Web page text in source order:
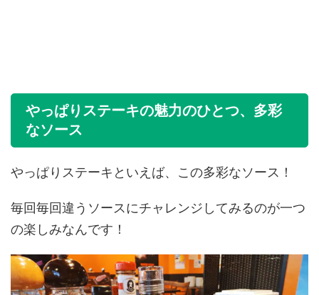
やっぱりステーキの魅力のひとつ、多彩
なソース
やっぱりステーキといえば、この多彩なソース！
毎回毎回違うソースにチャレンジしてみるのが一つ
の楽しみなんです！